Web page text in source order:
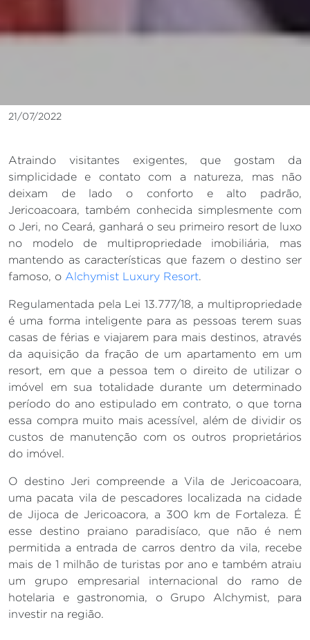
21/07/2022
Atraindo visitantes exigentes, que gostam da
simplicidade e contato com a natureza, mas não
deixam de lado o conforto e alto padrão,
Jericoacoara, também conhecida simplesmente com
o Jeri, no Ceará, ganhará o seu primeiro resort de luxo
no modelo de multipropriedade imobiliária, mas
mantendo as características que fazem o destino ser
famoso, o Alchymist Luxury Resort.
Regulamentada pela Lei 13.777/18, a multipropriedade
é uma forma inteligente para as pessoas terem suas
casas de férias e viajarem para mais destinos, através
da aquisição da fração de um apartamento em um
resort, em que a pessoa tem o direito de utilizar o
imóvel em sua totalidade durante um determinado
período do ano estipulado em contrato, o que torna
essa compra muito mais acessível, além de dividir os
custos de manutenção com os outros proprietários
do imóvel.
O destino Jeri compreende a Vila de Jericoacoara,
uma pacata vila de pescadores localizada na cidade
de Jijoca de Jericoacora, a 300 km de Fortaleza. É
esse destino praiano paradisíaco, que não é nem
permitida a entrada de carros dentro da vila, recebe
mais de 1 milhão de turistas por ano e também atraiu
um grupo empresarial internacional do ramo de
hotelaria e gastronomia, o Grupo Alchymist, para
investir na região.